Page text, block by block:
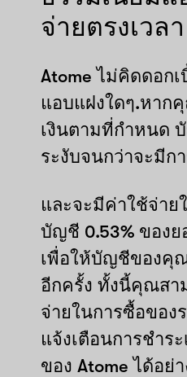
จ่ายตรงเวลา
Atome ไม่คิดดอก
แอบแฝงใดๆ.หาก
เงินตามที่กำหนด
ระงับจนกว่าจะมีก
และจะมีค่าใช้จ่าย
บัญชี 0.53% ของ
เพื่อให้บัญชีของคุ
อีกครั้ง ทั้งนี้คุณสา
จ่ายในการซื้อของ
แจ้งเตือนการชำร
ของ Atome ได้อย่